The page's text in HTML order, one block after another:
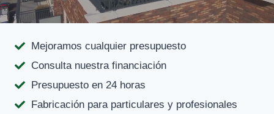
Mejoramos cualquier presupuesto
Consulta nuestra financiación
Presupuesto en 24 horas
Fabricación para particulares y profesionales